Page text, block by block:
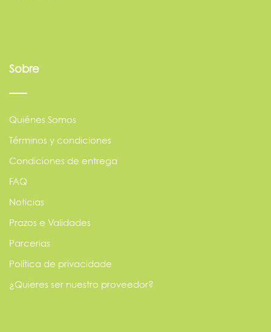
Sobre
Quiénes Somos
Términos y condiciones
Condiciones de entrega
FAQ
Noticias
Prazos e Validades
Parcerias
Política de privacidade
¿Quieres ser nuestro proveedor?